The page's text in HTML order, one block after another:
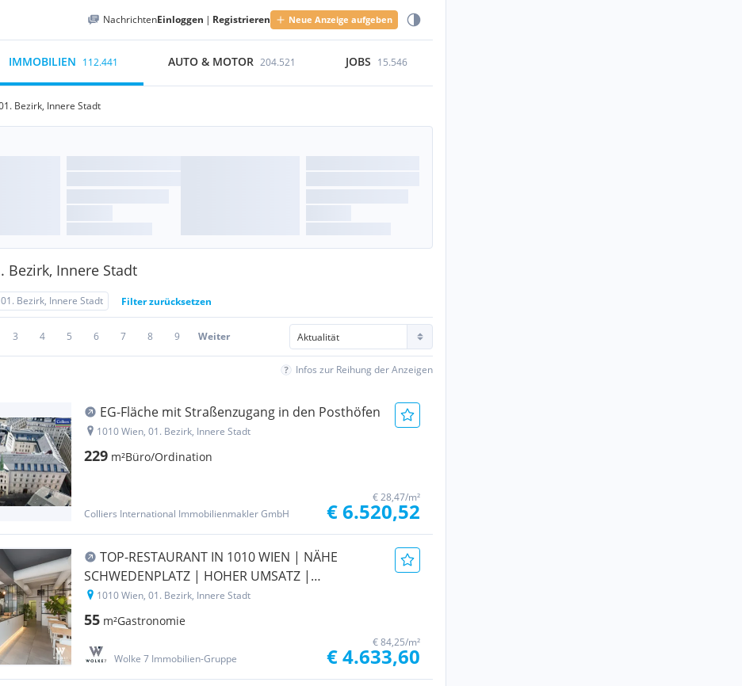
NachrichtenEinloggen | Registrieren Neue Anzeige aufgeben
IMMOBILIEN 112.441 AUTO & MOTOR 204.521 JOBS 15.546
Bezirk, Innere Stadt
Bezirk, Innere Stadt
Bezirk, Innere Stadt Filter zurücksetzen
3 4 5 6 7 8 9 Weiter
Infos zur Reihung der Anzeigen
EG-Fläche mit Straßenzugang in den Posthöfen
1010 Wien, 01. Bezirk, Innere Stadt
229 m²Büro/Ordination
Colliers International Immobilienmakler GmbH
€ 28,47/m²
€ 6.520,52
TOP-RESTAURANT IN 1010 WIEN | NÄHE
SCHWEDENPLATZ | HOHER UMSATZ |
STAMMKUNDSCHAFT | FIRMENÜBERNAHME
MÖGLICH
1010 Wien, 01. Bezirk, Innere Stadt
55 m²Gastronomie
Wolke 7 Immobilien-Gruppe
€ 84,25/m²
€ 4.633,60